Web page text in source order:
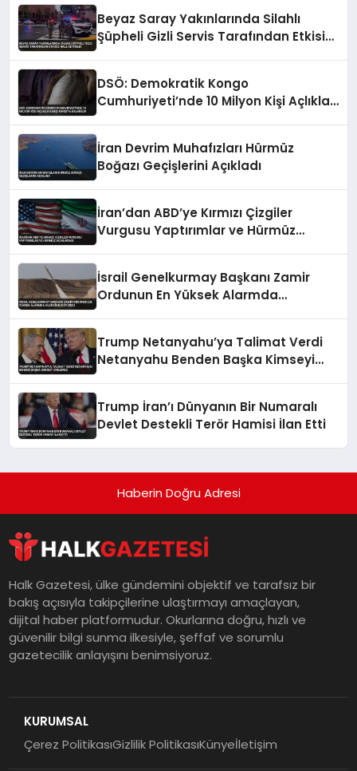
Beyaz Saray Yakınlarında Silahlı
Şüpheli Gizli Servis Tarafından Etkisiz
DSÖ: Demokratik Kongo
Cumhuriyeti’nde 10 Milyon Kişi Açlıkla
İran Devrim Muhafızları Hürmüz
Boğazı Geçişlerini Açıkladı
İran’dan ABD’ye Kırmızı Çizgiler
Vurgusu Yaptırımlar ve Hürmüz
İsrail Genelkurmay Başkanı Zamir
Ordunun En Yüksek Alarmda
Trump Netanyahu’ya Talimat Verdi
Netanyahu Benden Başka Kimseyi
Trump İran’ı Dünyanın Bir Numaralı
Devlet Destekli Terör Hamisi İlan Etti
Haberin Doğru Adresi
Halk Gazetesi, ülke gündemini objektif ve tarafsız bir
bakış açısıyla takipçilerine ulaştırmayı amaçlayan,
dijital haber platformudur. Okurlarına doğru, hızlı ve
güvenilir bilgi sunma ilkesiyle, şeffaf ve sorumlu
gazetecilik anlayışını benimsiyoruz.
KURUMSAL
Çerez PolitikasıGizlilik PolitikasıKünyeİletişim